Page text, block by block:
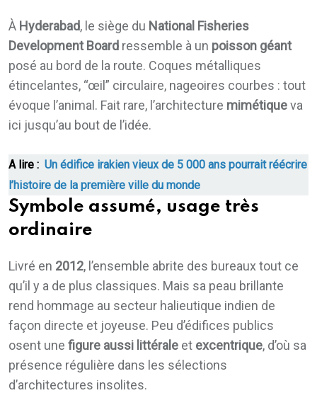
À Hyderabad, le siège du National Fisheries
Development Board ressemble à un poisson géant
posé au bord de la route. Coques métalliques
étincelantes, “œil” circulaire, nageoires courbes : tout
évoque l’animal. Fait rare, l’architecture mimétiqueva
ici jusqu’au bout de l’idée.
A lire : Un édifice irakien vieux de 5 000 ans pourrait réécrire
l’histoire de la première ville du monde
Symbole assumé, usage très
ordinaire
Livré en 2012, l’ensemble abrite des bureaux tout ce
qu’il y a de plus classiques. Mais sa peau brillante
rend hommage au secteur halieutique indien de
façon directe et joyeuse. Peu d’édifices publics
osent une figure aussi littérale et excentrique, d’où sa
présence régulière dans les sélections
d’architectures insolites.